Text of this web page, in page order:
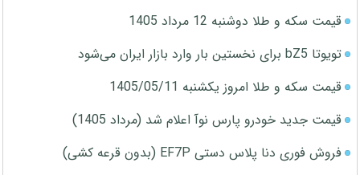
قیمت سکه و طلا دوشنبه 12 مرداد 1405
تویوتا bZ5 برای نخستین بار وارد بازار ایران می‌شود
قیمت سکه و طلا امروز یکشنبه 1405/05/11
قیمت جدید خودرو پارس نوآ اعلام شد (مرداد 1405)
فروش فوری دنا پلاس دستی EF7P (بدون قرعه کشی)